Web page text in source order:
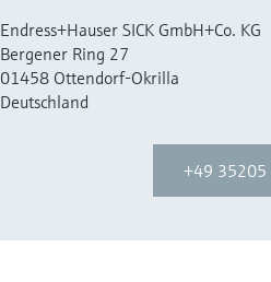
Endress+Hauser SICK GmbH+Co. KG
Bergener Ring 27
01458 Ottendorf-Okrilla
Deutschland
+49